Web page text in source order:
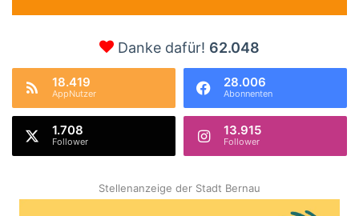
Danke dafür! 62.048
18.419
AppNutzer
28.006
Abonnenten
1.708
Follower
13.915
Follower
Stellenanzeige der Stadt Bernau